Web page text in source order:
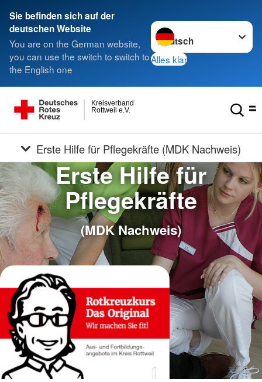
Sie befinden sich auf der
deutschen Website
You are on the German website,
you can use the switch to switch to
the English one
Sprache wechseln zu
Alles klar
Rottweil e.V.
Kreisverband
Erste Hilfe für Pflegekräfte (MDK Nachweis)
Erste Hilfe für
Pflegekräfte
(MDK Nachweis)